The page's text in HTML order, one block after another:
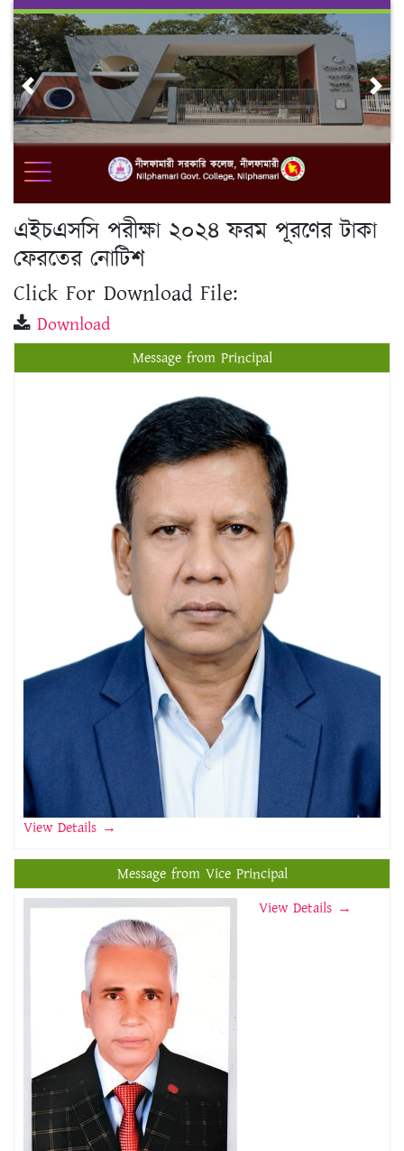
Skip
content
Previous
এইচএসসি পরীক্ষা ২০২৪ ফরম পূরণের টাকা
ফেরতের নোটিশ
Click For Download File:
Download
Message from Principal
View Details →
Message from Vice Principal
View Details →